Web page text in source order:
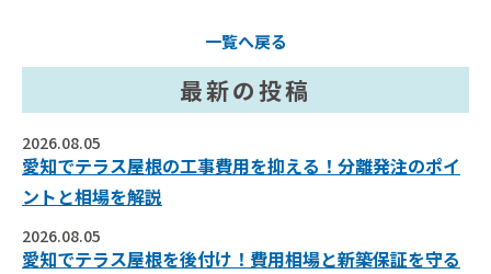
一覧へ戻る
最新の投稿
2026.08.05
愛知でテラス屋根の工事費用を抑える！分離発注のポイ
ントと相場を解説
2026.08.05
愛知でテラス屋根を後付け！費用相場と新築保証を守る